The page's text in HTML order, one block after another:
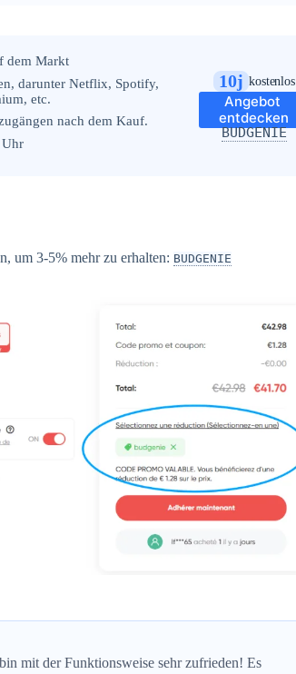
dem Markt
darunter Netflix, Spotify,
etc.
nach dem Kauf.
10j kostenlos
Angebot
entdecken
BUDGENIE
um 3-5% mehr zu erhalten: BUDGENIE
mit der Funktionsweise sehr zufrieden! Es